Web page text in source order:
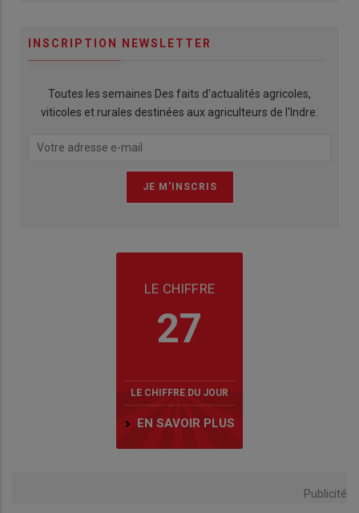
INSCRIPTION NEWSLETTER
Toutes les semaines Des faits d'actualités agricoles,
viticoles et rurales destinées aux agriculteurs de l'Indre.
LE CHIFFRE
27
LE CHIFFRE DU JOUR
EN SAVOIR PLUS
Publicité